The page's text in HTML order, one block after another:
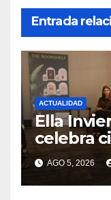
Entrada
ACTUALIDAD
Ella
celebra
mujeres
AGO 5, 2026